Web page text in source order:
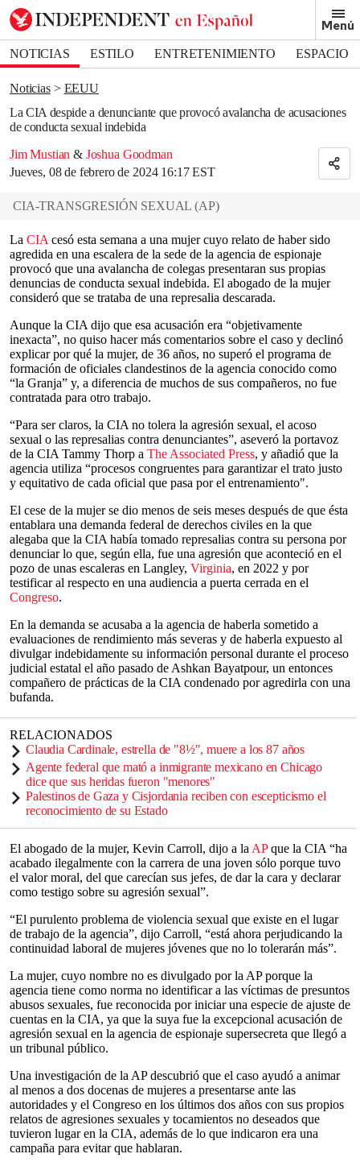
Menú
NOTICIAS ESTILO ENTRETENIMIENTO
ESPACIO
DEPORTES
Noticias
EEUU
La CIA despide a denunciante que provocó avalancha de acusaciones
de conducta sexual indebida
Jim Mustian & Joshua Goodman
Jueves, 08 de febrero de 2024 16:17 EST
Bookmark popover
Removed from bookmarks
Close popover
CIA-TRANSGRESIÓN SEXUAL (AP)
La CIA cesó esta semana a una mujer cuyo relato de haber sido
agredida en una escalera de la sede de la agencia de espionaje
provocó que una avalancha de colegas presentaran sus propias
denuncias de conducta sexual indebida. El abogado de la mujer
consideró que se trataba de una represalia descarada.
Aunque la CIA dijo que esa acusación era “objetivamente
inexacta”, no quiso hacer más comentarios sobre el caso y declinó
explicar por qué la mujer, de 36 años, no superó el programa de
formación de oficiales clandestinos de la agencia conocido como
“la Granja” y, a diferencia de muchos de sus compañeros, no fue
contratada para otro trabajo.
“Para ser claros, la CIA no tolera la agresión sexual, el acoso
sexual o las represalias contra denunciantes”, aseveró la portavoz
de la CIA Tammy Thorp a The Associated Press, y añadió que la
agencia utiliza “procesos congruentes para garantizar el trato justo
y equitativo de cada oficial que pasa por el entrenamiento".
El cese de la mujer se dio menos de seis meses después de que ésta
entablara una demanda federal de derechos civiles en la que
alegaba que la CIA había tomado represalias contra su persona por
denunciar lo que, según ella, fue una agresión que aconteció en el
pozo de unas escaleras en Langley, Virginia, en 2022 y por
testificar al respecto en una audiencia a puerta cerrada en el
Congreso.
En la demanda se acusaba a la agencia de haberla sometido a
evaluaciones de rendimiento más severas y de haberla expuesto al
divulgar indebidamente su información personal durante el proceso
judicial estatal el año pasado de Ashkan Bayatpour, un entonces
compañero de prácticas de la CIA condenado por agredirla con una
bufanda.
RELACIONADOS
Claudia Cardinale, estrella de "8½", muere a los 87 años
Agente federal que mató a inmigrante mexicano en Chicago
dice que sus heridas fueron "menores"
Palestinos de Gaza y Cisjordania reciben con escepticismo el
reconocimiento de su Estado
El abogado de la mujer, Kevin Carroll, dijo a la APque la CIA “ha
acabado ilegalmente con la carrera de una joven sólo porque tuvo
el valor moral, del que carecían sus jefes, de dar la cara y declarar
como testigo sobre su agresión sexual”.
“El purulento problema de violencia sexual que existe en el lugar
de trabajo de la agencia”, dijo Carroll, “está ahora perjudicando la
continuidad laboral de mujeres jóvenes que no lo tolerarán más”.
La mujer, cuyo nombre no es divulgado por la AP porque la
agencia tiene como norma no identificar a las víctimas de presuntos
abusos sexuales, fue reconocida por iniciar una especie de ajuste de
cuentas en la CIA, ya que la suya fue la excepcional acusación de
agresión sexual en la agencia de espionaje supersecreta que llegó a
un tribunal público.
Una investigación de la AP descubrió que el caso ayudó a animar
al menos a dos docenas de mujeres a presentarse ante las
autoridades y el Congreso en los últimos dos años con sus propios
relatos de agresiones sexuales y tocamientos no deseados que
tuvieron lugar en la CIA, además de lo que indicaron era una
campaña para evitar que hablaran.